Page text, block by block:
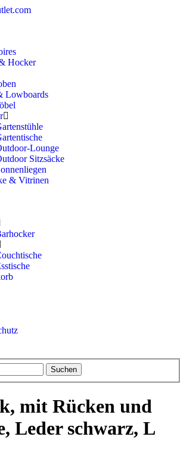
Hocker
Lowboards
Lounge
Sitzsäcke
& Vitrinen
mit Rücken und
Leder schwarz, L